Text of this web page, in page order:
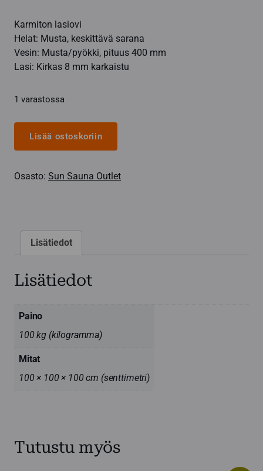
oli:
250,00 €.60,00 €.
Karmiton lasiovi
Helat: Musta, keskittävä sarana
Vesin: Musta/pyökki, pituus 400 mm
Lasi: Kirkas 8 mm karkaistu
1 varastossa
lasiovi
Lisää ostoskoriin
Osasto: Sun Sauna Outlet
Lisätiedot
Lisätiedot
Paino
100 kg (kilogramma)
Mitat
100 × 100 × 100 cm (senttimetri)
Tutustu myös